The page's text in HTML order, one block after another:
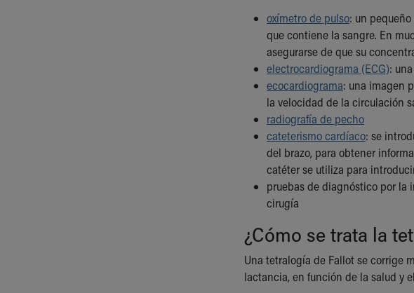
oxímetro de pulso: un
que contiene la sangre. En
asegurarse de que su
electrocardiograma (ECG):
ecocardiograma: una imagen
la velocidad de la circulación
radiografía de pecho
cateterismo cardíaco: se
del brazo, para obtener
catéter se utiliza para
pruebas de diagnóstico por la
cirugía
¿Cómo se trata la
Una tetralogía de Fallot se corrige
lactancia, en función de la salud y